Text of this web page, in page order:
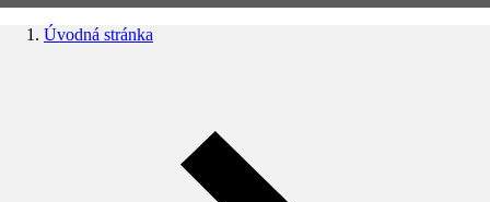
Úvodná stránka